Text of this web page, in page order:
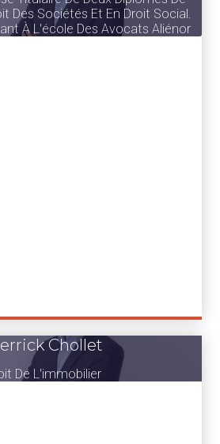
Des Sociétés Et En Droit Social.
À L'école Des Avocats Aliénor
Chollet
De L'immobilier